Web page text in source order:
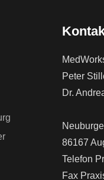
Peter
Dr.
86167
Telefon
Fax